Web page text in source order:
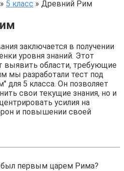
» 5 класс » Древний Рим
заключается в получении
уровня знаний. Этот
выявить области, требующие
мы разработали тест под
для 5 класса. Он позволяет
свои текущие знания, но и
усилия на
и повышении своей
был первым царем Рима?